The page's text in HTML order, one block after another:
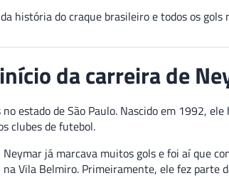
história do craque brasileiro e todos os gols
da carreira de
estado de São Paulo. Nascido em 1992,
clubes de futebol.
já marcava muitos gols e foi aí que
Vila Belmiro. Primeiramente, ele fez parte